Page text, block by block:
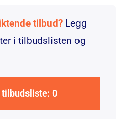
tilbud?Legg
i tilbudslisten og
tilbudsliste: 0